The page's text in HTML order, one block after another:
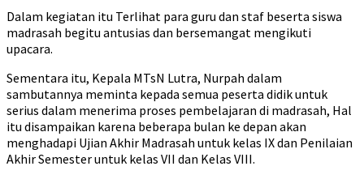
Dalam kegiatan itu Terlihat para guru dan staf beserta siswa
madrasah begitu antusias dan bersemangat mengikuti
upacara.
Sementara itu, Kepala MTsN Lutra, Nurpah dalam
sambutannya meminta kepada semua peserta didik untuk
serius dalam menerima proses pembelajaran di madrasah, Hal
itu disampaikan karena beberapa bulan ke depan akan
menghadapi Ujian Akhir Madrasah untuk kelas IX dan Penilaian
Akhir Semester untuk kelas VII dan Kelas VIII.